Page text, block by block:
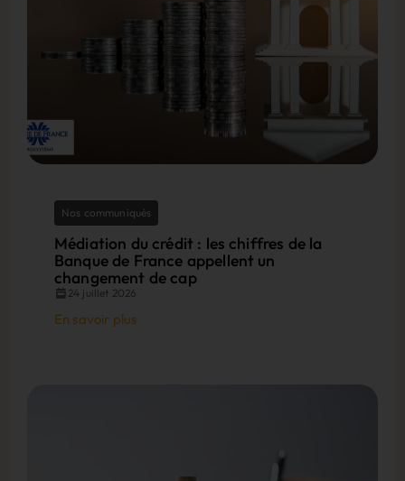
Nos communiqués
Médiation du crédit : les chiffres de la
Banque de France appellent un
changement de cap
24 juillet 2026
En savoir plus